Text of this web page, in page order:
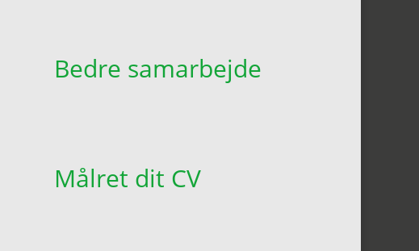
Bedre samarbejde
Målret dit CV